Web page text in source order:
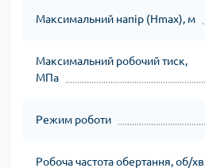
Максимальний напір (Нmax), м
Максимальний робочий тиск,
МПа
Режим роботи
Робоча частота обертання, об/хв